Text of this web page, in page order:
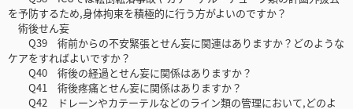
を予防するため,身体拘束を積極的に行う方がよいのですか？
術後せん妄
Q39 術前からの不安緊張とせん妄に関連はありますか？どのような
ケアをすればよいですか？
Q40 術後の経過とせん妄に関係はありますか？
Q41 術後疼痛とせん妄に関係はありますか？
Q42 ドレーンやカテーテルなどのライン類の管理において,どのよ